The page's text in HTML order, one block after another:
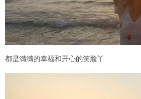
都是满满的幸福和开心的笑脸丫